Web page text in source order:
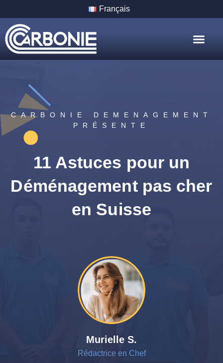
Français
CARBONIE DEMENAGEMENT
PRÉSENTE
11 Astuces pour un
Déménagement pas cher
en Suisse
Murielle S.
Rédactrice en Chef